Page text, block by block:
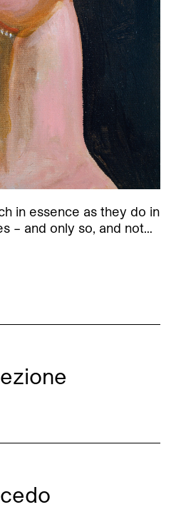
in essence as they do in
– and only so, and not…